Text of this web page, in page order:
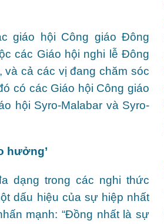
giáo hội Công giáo Đông
các Giáo hội nghi lễ Đông
và cả các vị đang chăm sóc
có các Giáo hội Công giáo
hội Syro-Malabar và Syro-
hưởng’
dạng trong các nghi thức
dấu hiệu của sự hiệp nhất
mạnh: “Đồng nhất là sự